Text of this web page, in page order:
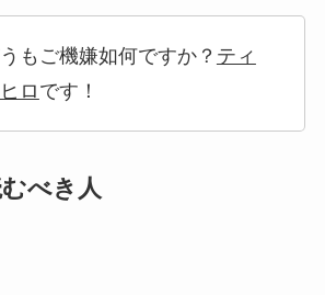
もご機嫌如何ですか？ ティ
ロです！
べき人